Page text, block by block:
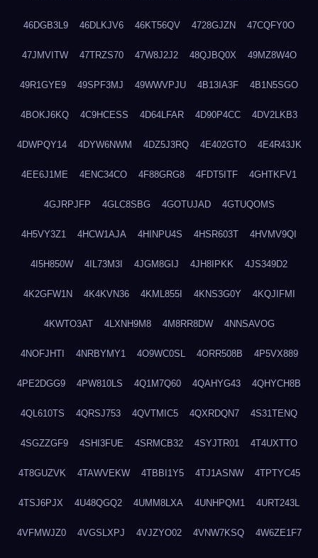
46DGB3L9 46DLKJV6 46KT56QV 4728GJZN 47CQFY0O
47JMVITW 47TRZS70 47W8J2J2 48QJBQ0X 49MZ8W4O
49R1GYE9 49SPF3MJ 49WWVPJU 4B13IA3F 4B1N5SGO
4BOKJ6KQ 4C9HCESS 4D64LFAR 4D90P4CC 4DV2LKB3
4DWPQY14 4DYW6NWM 4DZ5J3RQ 4E402GTO 4E4R43JK
4EE6J1ME 4ENC34CO 4F88GRG8 4FDT5ITF 4GHTKFV1
4GJRPJFP 4GLC8SBG 4GOTUJAD 4GTUQOMS
4H5VY3Z1 4HCW1AJA 4HINPU4S 4HSR603T 4HVMV9QI
4I5H850W 4IL73M3I 4JGM8GIJ 4JH8IPKK 4JS349D2
4K2GFW1N 4K4KVN36 4KML855I 4KNS3G0Y 4KQJIFMI
4KWTO3AT 4LXNH9M8 4M8RR8DW 4NNSAVOG
4NOFJHTI 4NRBYMY1 4O9WC0SL 4ORR508B 4P5VX889
4PE2DGG9 4PW810LS 4Q1M7Q60 4QAHYG43 4QHYCH8B
4QL610TS 4QRSJ753 4QVTMIC5 4QXRDQN7 4S31TENQ
4SGZZGF9 4SHI3FUE 4SRMCB32 4SYJTR01 4T4UXTTO
4T8GUZVK 4TAWVEKW 4TBBI1Y5 4TJ1ASNW 4TPTYC45
4TSJ6PJX 4U48QGQ2 4UMM8LXA 4UNHPQM1 4URT243L
4VFMWJZ0 4VGSLXPJ 4VJZYO02 4VNW7KSQ 4W6ZE1F7